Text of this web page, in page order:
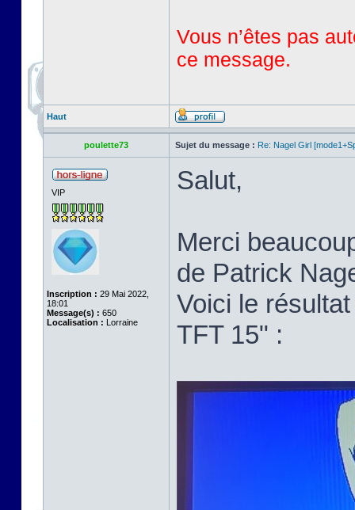
Vous n’êtes pas
ce message.
Haut
poulette73 Sujet du message : Re: Nagel Girl
VIP
Inscription : 29 Mai 2022,
18:01
Message(s) : 650
Localisation : Lorraine
Salut,
Merci
de Patrick
Voici le
TFT 15" :